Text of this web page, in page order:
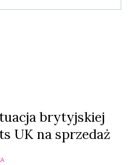
brytyjskiej
UK na sprzedaż